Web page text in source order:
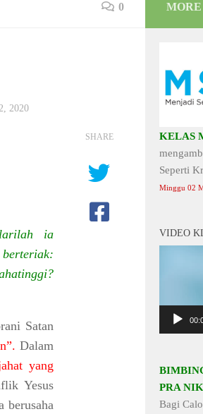
0
2020
ia
Satan
Dalam
yang
Yesus
berusaha
SHARE
MORE
KELAS
Seperti
Minggu 02
VIDEO
PRA
Bagi